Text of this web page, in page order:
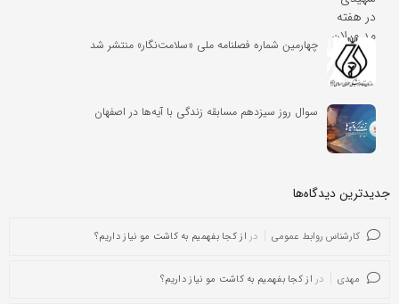
چهارمین شماره فصلنامه ملی «سلامت‌نگار» منتشر شد
سوال روز سیزدهم مسابقه زندگی با آیه‌ها در اصفهان
جدیدترین دیدگاه‌‌ها
کارشناس روابط عمومی در از کجا بفهمیم به کاشت مو نیاز داریم؟
مهدی در از کجا بفهمیم به کاشت مو نیاز داریم؟